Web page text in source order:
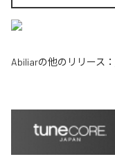
Abiliarの他のリリース：